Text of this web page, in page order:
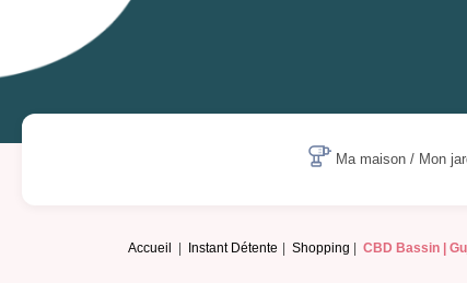
Ma maison / Mon
Accueil Instant Détente Shopping CBD Bassin |